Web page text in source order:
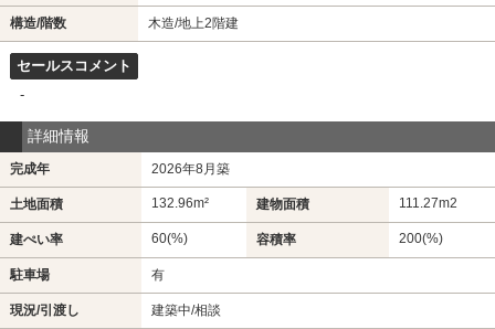
構造/階数 木造/地上2階建
セールスコメント
-
詳細情報
完成年 2026年8月築
土地面積 132.96m² 建物面積 111.27m2
建ぺい率 60(%) 容積率 200(%)
駐車場 有
現況/引渡し 建築中/相談